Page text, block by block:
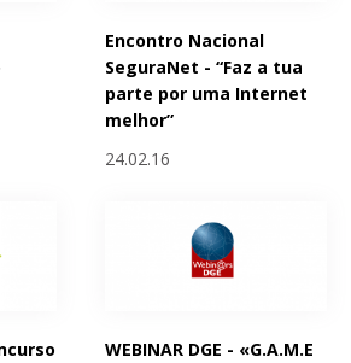
Encontro Nacional
SeguraNet - “Faz a tua
parte por uma Internet
melhor”
24.02.16
WEBINAR DGE - «G.A.M.E